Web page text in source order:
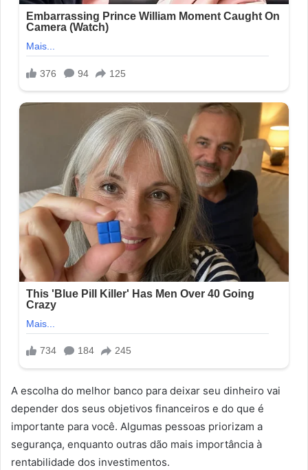
A escolha do melhor banco para deixar seu dinheiro vai
depender dos seus objetivos financeiros e do que é
importante para você. Algumas pessoas priorizam a
segurança, enquanto outras dão mais importância à
rentabilidade dos investimentos.